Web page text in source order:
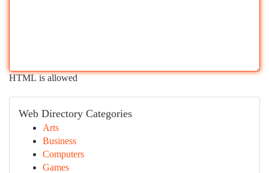
HTML is allowed
Web Directory Categories
Arts
Business
Computers
Games